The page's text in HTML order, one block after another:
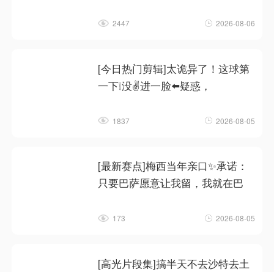
2447 2026-08-06
[今日热门剪辑]太诡异了！这球第
一下❕没✌️进一脸⬅️疑惑，
1837 2026-08-05
[最新赛点]梅西当年亲口✨承诺：
只要巴萨愿意让我留，我就在巴
173 2026-08-05
[高光片段集]搞半天不去沙特去土